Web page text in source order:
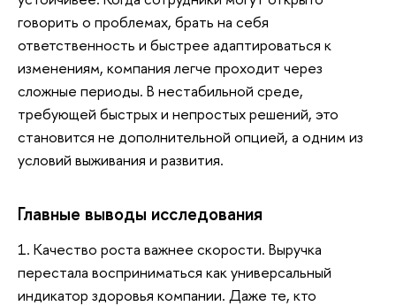
говорить о проблемах, брать на себя
ответственность и быстрее адаптироваться к
изменениям, компания легче проходит через
сложные периоды. В нестабильной среде,
требующей быстрых и непростых решений, это
становится не дополнительной опцией, а одним из
условий выживания и развития.
Главные выводы исследования
1. Качество роста важнее скорости. Выручка
перестала восприниматься как универсальный
индикатор здоровья компании. Даже те, кто